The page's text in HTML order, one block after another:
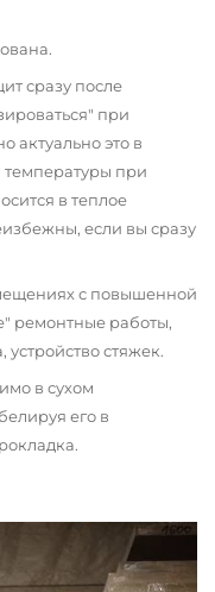
сразу после
при
актуально это в
температуры при
в теплое
если вы сразу
с повышенной
ремонтные работы,
стяжек.
в сухом
его в